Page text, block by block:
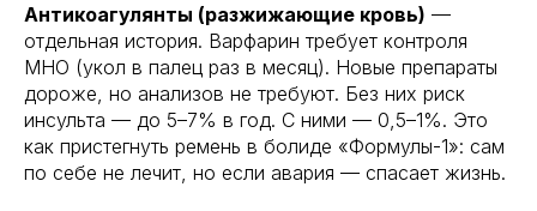
Антикоагулянты (разжижающие кровь) —
отдельная история. Варфарин требует контроля
МНО (укол в палец раз в месяц). Новые препараты
дороже, но анализов не требуют. Без них риск
инсульта — до 5–7% в год. С ними — 0,5–1%. Это
как пристегнуть ремень в болиде «Формулы-1»: сам
по себе не лечит, но если авария — спасает жизнь.